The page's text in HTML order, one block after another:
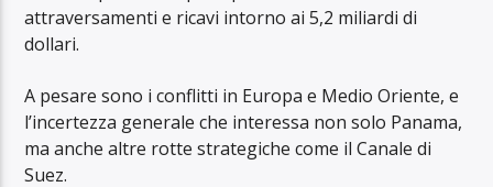
attraversamenti e ricavi intorno ai 5,2 miliardi di
dollari.
A pesare sono i conflitti in Europa e Medio Oriente, e
l’incertezza generale che interessa non solo Panama,
ma anche altre rotte strategiche come il Canale di
Suez.